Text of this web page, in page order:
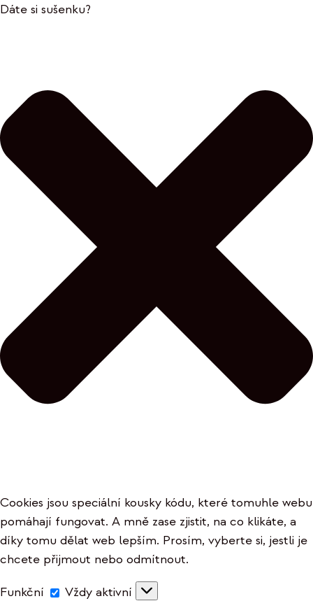
Dáte si sušenku?
Cookies jsou speciální kousky kódu, které tomuhle webu
pomáhají fungovat. A mně zase zjistit, na co klikáte, a
díky tomu dělat web lepším. Prosím, vyberte si, jestli je
chcete přijmout nebo odmítnout.
Funkční Funkční
Vždy aktivní